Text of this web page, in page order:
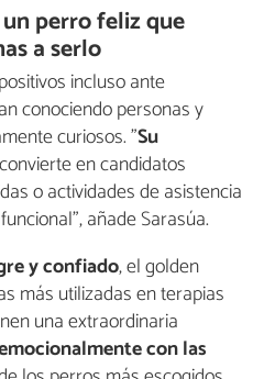
perro feliz que
a serlo
incluso ante
conociendo personas y
curiosos. "Su
en candidatos
o actividades de asistencia
añade Sarasúa.
y confiado, el golden
más utilizadas en terapias
una extraordinaria
con las